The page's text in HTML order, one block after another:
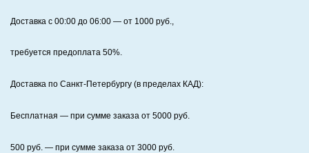
Доставка с 00:00 до 06:00 — от 1000 руб.,
требуется предоплата 50%.
Доставка по Санкт‑Петербургу (в пределах КАД):
Бесплатная — при сумме заказа от 5000 руб.
500 руб. — при сумме заказа от 3000 руб.